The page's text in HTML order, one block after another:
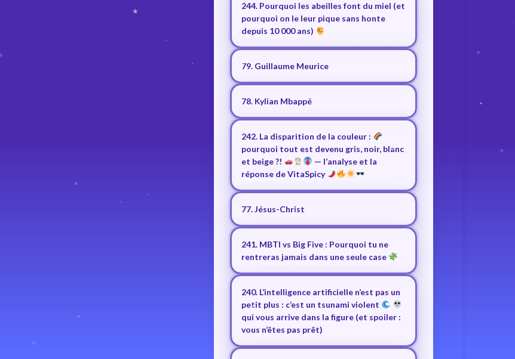
244. Pourquoi les abeilles font du miel (et
pourquoi on le leur pique sans honte
depuis 10 000 ans)
79. Guillaume Meurice
78. Kylian Mbappé
242. La disparition de la couleur :
pourquoi tout est devenu gris, noir, blanc
et beige ?!
— l’analyse et la
réponse de VitaSpicy
77. Jésus-Christ
241. MBTI vs Big Five : Pourquoi tu ne
rentreras jamais dans une seule case
240. L’intelligence artificielle n’est pas un
petit plus : c’est un tsunami violent
qui vous arrive dans la figure (et spoiler :
vous n’êtes pas prêt)